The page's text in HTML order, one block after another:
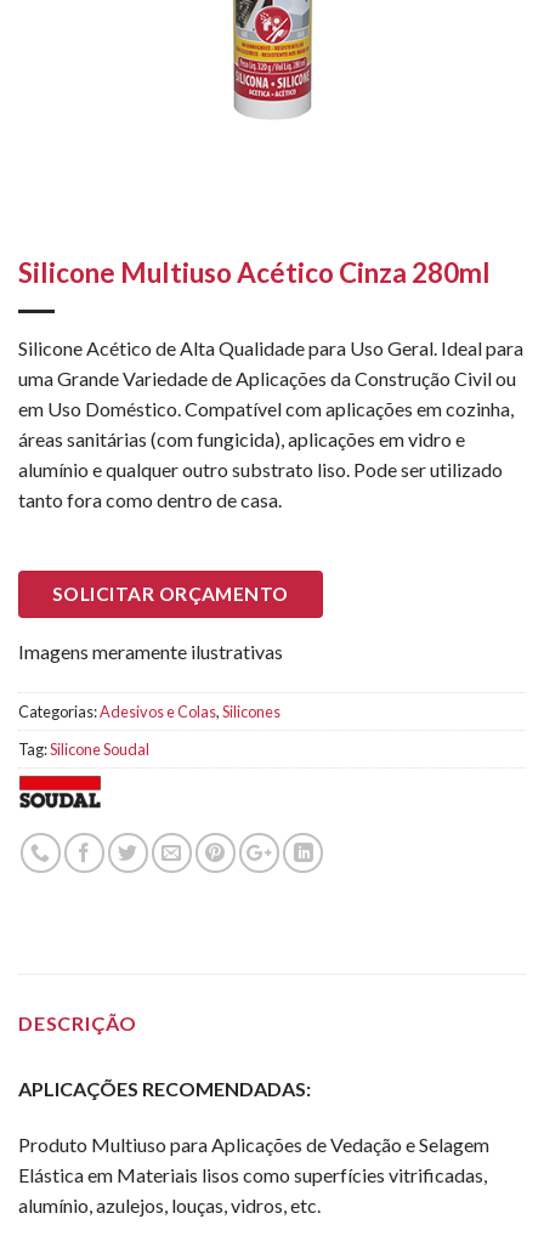
Silicone Multiuso Acético Cinza 280ml
Silicone Acético de Alta Qualidade para Uso Geral. Ideal para
uma Grande Variedade de Aplicações da Construção Civil ou
em Uso Doméstico. Compatível com aplicações em cozinha,
áreas sanitárias (com fungicida), aplicações em vidro e
alumínio e qualquer outro substrato liso. Pode ser utilizado
tanto fora como dentro de casa.
SOLICITAR ORÇAMENTO
Imagens meramente ilustrativas
Categorias:Adesivos e Colas,Silicones
Tag:Silicone Soudal
DESCRIÇÃO
APLICAÇÕES RECOMENDADAS:
Produto Multiuso para Aplicações de Vedação e Selagem
Elástica em Materiais lisos como superfícies vitrificadas,
alumínio, azulejos, louças, vidros, etc.